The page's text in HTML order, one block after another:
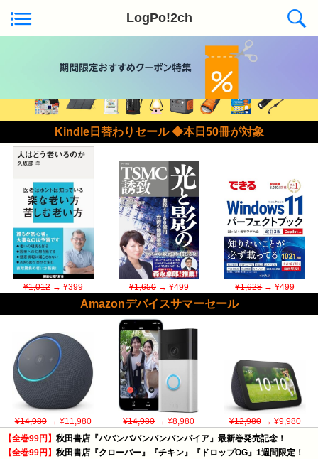
LogPo!2ch
Kindle日替わりセール ◆本日50冊が対象
¥1,012→ ¥399 ¥1,650→ ¥499 ¥1,628→ ¥499
Amazonデバイスサマーセール
¥14,980→ ¥11,980 ¥14,980→ ¥8,980 ¥12,980→ ¥9,980
【全巻99円】 秋田書店『ババンババンバンバンパイア』最新巻発売記念！
【全巻99円】 秋田書店『クローバー』『チキン』『ドロップOG』1週間限定！